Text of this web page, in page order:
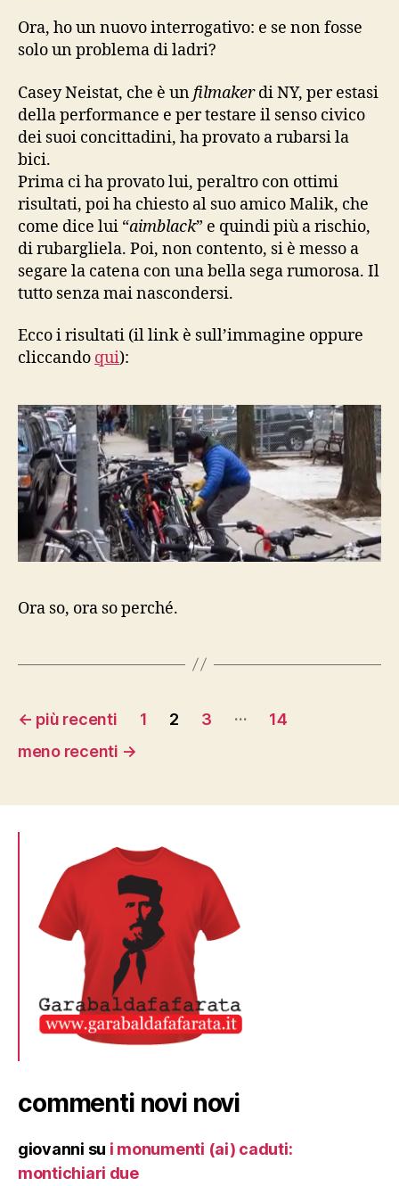
Ora, ho un nuovo interrogativo: e se non fosse
solo un problema di ladri?
Casey Neistat, che è unfilmakerdi NY, per estasi
della performance e per testare il senso civico
dei suoi concittadini, ha provato a rubarsi la
bici.
Prima ci ha provato lui, peraltro con ottimi
risultati, poi ha chiesto al suo amico Malik, che
come dice lui “aimblack” e quindi più a rischio,
di rubargliela. Poi, non contento, si è messo a
segare la catena con una bella sega rumorosa. Il
tutto senza mai nascondersi.
Ecco i risultati (il link è sull’immagine oppure
cliccando qui):
Ora so, ora so perché.
Paginazione
degli
← più recenti 1 2 3 …
14
meno recenti →
commenti novi novi
giovanni su i monumenti (ai) caduti:
montichiari due